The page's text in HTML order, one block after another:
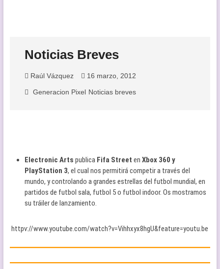
Noticias Breves
Raúl Vázquez 16 marzo, 2012
Generacion Pixel Noticias breves
Electronic Arts publicaFifa Street en Xbox 360 y
PlayStation 3, el cual nos permitirá competir a través del
mundo, y controlando a grandes estrellas del futbol mundial, en
partidos de futbol sala, futbol 5 o futbol indoor. Os mostramos
su tráiler de lanzamiento.
httpv://www.youtube.com/watch?v=Vihhxyx8hgU&feature=youtu.be
—————————————————
—————————————————